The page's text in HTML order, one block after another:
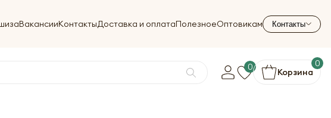
ВакансииКонтактыДоставка и оплатаПолезноеОптовикам Контакты
0 Корзина
0